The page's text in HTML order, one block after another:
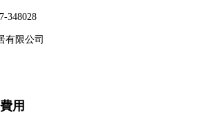
348028
有限公司
用